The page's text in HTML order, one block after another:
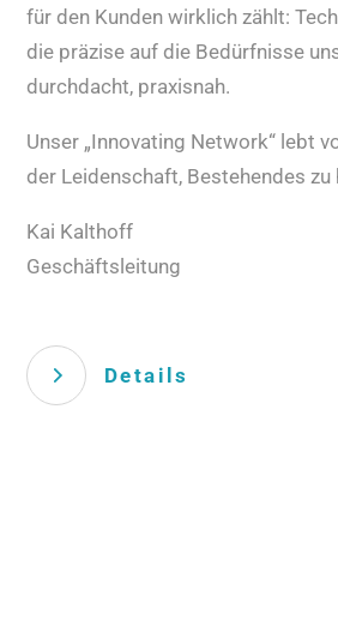
für den Kunden wirklich zählt:
die präzise auf die Bedürfnisse
durchdacht, praxisnah.
Unser „Innovating Network“ lebt
der Leidenschaft, Bestehendes
Kai Kalthoff
Geschäftsleitung
Details